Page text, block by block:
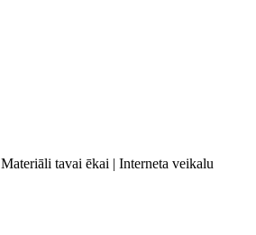
tavai ēkai | Interneta veikalu